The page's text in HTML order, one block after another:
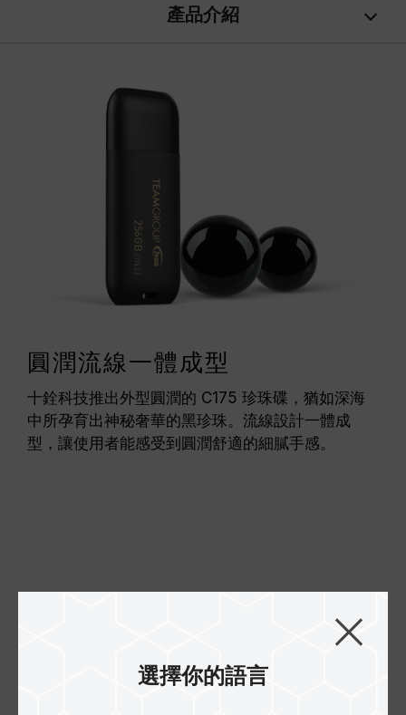
產品介紹
圓潤流線一體成型
十銓科技推出外型圓潤的 C175 珍珠碟，猶如深海
中所孕育出神秘奢華的黑珍珠。流線設計一體成
型，讓使用者能感受到圓潤舒適的細膩手感。
選擇你的語言